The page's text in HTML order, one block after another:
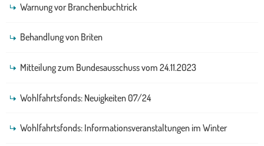
Warnung vor Branchenbuchtrick
Behandlung von Briten
Mitteilung zum Bundesausschuss vom 24.11.2023
Wohlfahrtsfonds: Neuigkeiten 07/24
Wohlfahrtsfonds: Informationsveranstaltungen im Winter